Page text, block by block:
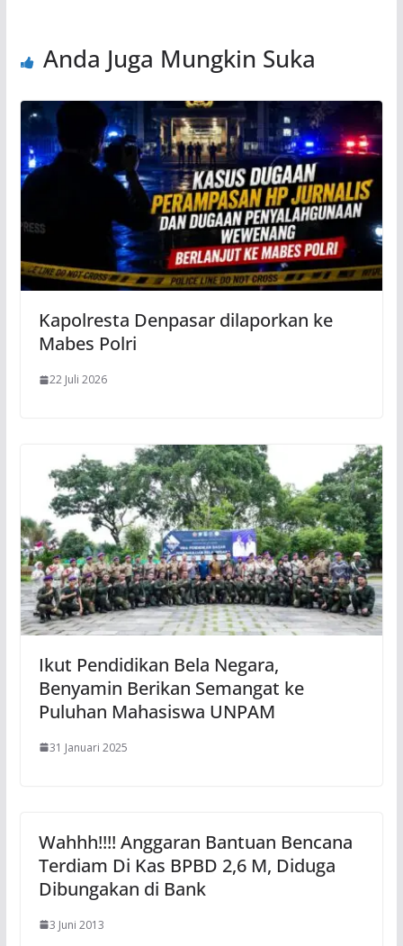
Anda Juga Mungkin Suka
Kapolresta Denpasar dilaporkan ke
Mabes Polri
22 Juli 2026
Ikut Pendidikan Bela Negara,
Benyamin Berikan Semangat ke
Puluhan Mahasiswa UNPAM
31 Januari 2025
Wahhh!!!! Anggaran Bantuan Bencana
Terdiam Di Kas BPBD 2,6 M, Diduga
Dibungakan di Bank
3 Juni 2013